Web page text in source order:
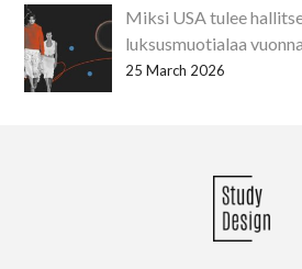
Miksi USA tulee
luksusmuotialaa
25 March 2026